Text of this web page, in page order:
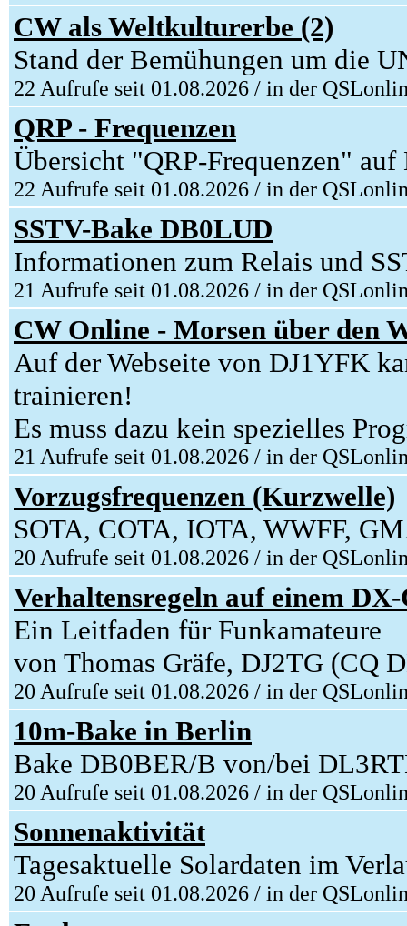
CW als Weltkulturerbe (2)
Stand der Bemühungen um die
22 Aufrufe seit 01.08.2026 / in der
QRP - Frequenzen
Übersicht "QRP-Frequenzen"
22 Aufrufe seit 01.08.2026 / in der
SSTV-Bake DB0LUD
Informationen zum Relais und
21 Aufrufe seit 01.08.2026 / in der
CW Online - Morsen über den
Auf der Webseite von DJ1YFK
trainieren!
Es muss dazu kein spezielles
21 Aufrufe seit 01.08.2026 / in der
Vorzugsfrequenzen (Kurzwelle)
SOTA, COTA, IOTA, WWFF,
20 Aufrufe seit 01.08.2026 / in der
Verhaltensregeln auf einem
Ein Leitfaden für Funkamateure
von Thomas Gräfe, DJ2TG (CQ
20 Aufrufe seit 01.08.2026 / in der
10m-Bake in Berlin
Bake DB0BER/B von/bei
20 Aufrufe seit 01.08.2026 / in der
Sonnenaktivität
Tagesaktuelle Solardaten im
20 Aufrufe seit 01.08.2026 / in der